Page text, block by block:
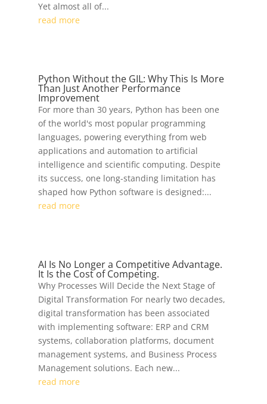
Yet almost all of...
read more
Python Without the GIL: Why This Is More
Than Just Another Performance
Improvement
For more than 30 years, Python has been one
of the world's most popular programming
languages, powering everything from web
applications and automation to artificial
intelligence and scientific computing. Despite
its success, one long-standing limitation has
shaped how Python software is designed:...
read more
AI Is No Longer a Competitive Advantage.
It Is the Cost of Competing.
Why Processes Will Decide the Next Stage of
Digital Transformation For nearly two decades,
digital transformation has been associated
with implementing software: ERP and CRM
systems, collaboration platforms, document
management systems, and Business Process
Management solutions. Each new...
read more